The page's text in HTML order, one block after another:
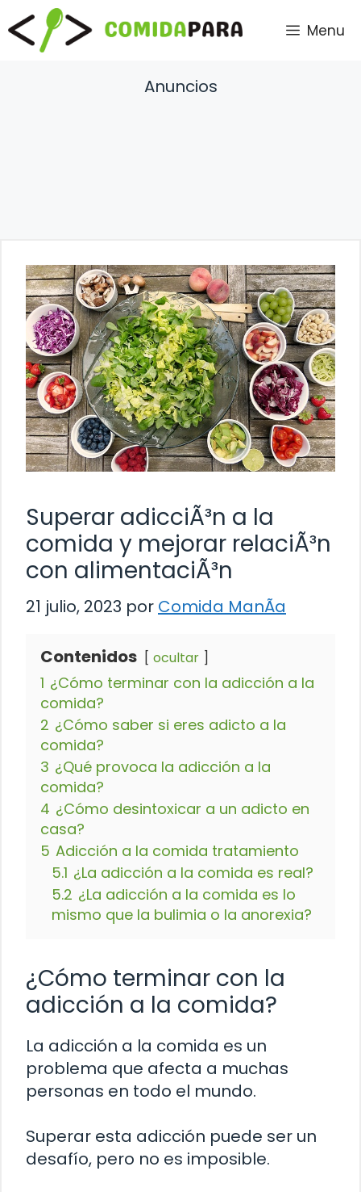
Saltar
al
contenido
Menu
Anuncios
Superar adicciÃ³n a la
comida y mejorar relaciÃ³n
con alimentaciÃ³n
21 julio, 2023 por Comida ManÃ­a
Contenidos ocultar
1 ¿Cómo terminar con la adicción a la
comida?
2 ¿Cómo saber si eres adicto a la
comida?
3 ¿Qué provoca la adicción a la
comida?
4 ¿Cómo desintoxicar a un adicto en
casa?
5 Adicción a la comida tratamiento
5.1 ¿La adicción a la comida es real?
5.2 ¿La adicción a la comida es lo
mismo que la bulimia o la anorexia?
¿Cómo terminar con la
adicción a la comida?
La adicción a la comida es un
problema que afecta a muchas
personas en todo el mundo.
Superar esta adicción puede ser un
desafío, pero no es imposible.